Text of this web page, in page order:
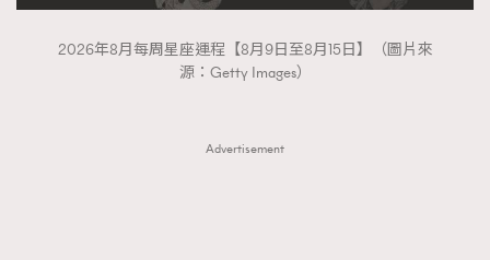
2026年8月每周星座運程【8月9日至8月15日】（圖片來
源：Getty Images）
Advertisement